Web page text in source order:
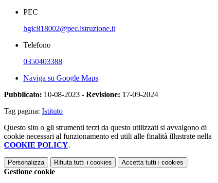
PEC
bgic818002@pec.istruzione.it
Telefono
0350403388
Naviga su Google Maps
Pubblicato: 10-08-2023 - Revisione: 17-09-2024
Tag pagina: Istituto
Questo sito o gli strumenti terzi da questo utilizzati si avvalgono di
cookie necessari al funzionamento ed utili alle finalità illustrate nella
COOKIE POLICY.
Personalizza Rifiuta tutti i cookies Accetta tutti i cookies
Gestione cookie